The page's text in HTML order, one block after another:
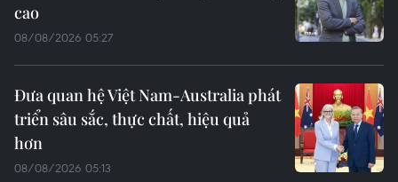
cao
08/08/2026 05:27
Đưa quan hệ Việt Nam-Australia phát
triển sâu sắc, thực chất, hiệu quả
hơn
08/08/2026 05:13